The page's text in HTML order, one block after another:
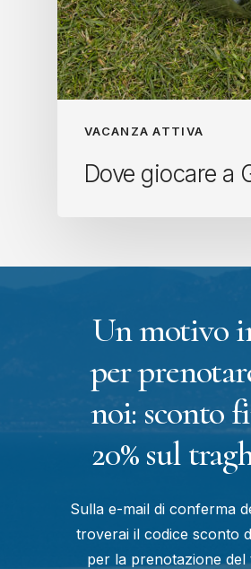
VACANZA ATTIVA
Dove giocare a
Un motivo
per
noi: sconto
20% sul
Sulla e-mail di conferma
troverai il codice sconto
per la prenotazione del